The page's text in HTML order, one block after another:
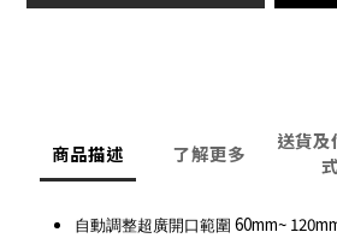
商品描述 了解更多
送貨及
式
自動調整超廣開口範圍 60mm~